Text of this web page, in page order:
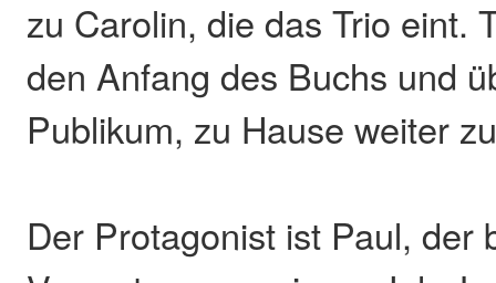
zu Carolin, die das Trio eint.
den Anfang des Buchs und
Publikum, zu Hause weiter
Der Protagonist ist Paul, der